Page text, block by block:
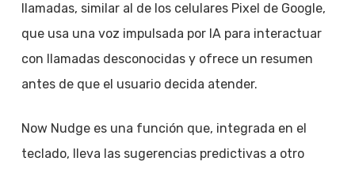
llamadas, similar al de los celulares Pixel de Google,
que usa una voz impulsada por IA para interactuar
con llamadas desconocidas y ofrece un resumen
antes de que el usuario decida atender.
Now Nudge es una función que, integrada en el
teclado, lleva las sugerencias predictivas a otro